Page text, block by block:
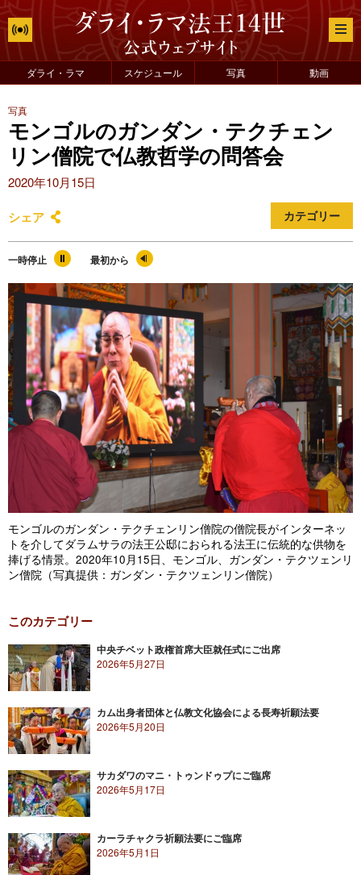
ダライ・ラマ スケジュール 写真 動画
写真
モンゴルのガンダン・テクチェン
リン僧院で仏教哲学の問答会
2020年10月15日
シェア カテゴリー
一時停止 最初から
モンゴルのガンダン・テクチェンリン僧院の僧院長がインターネッ
トを介してダラムサラの法王公邸におられる法王に伝統的な供物を
捧げる情景。2020年10月15日、モンゴル、ガンダン・テクツェンリ
ン僧院（写真提供：ガンダン・テクツェンリン僧院）
このカテゴリー
中央チベット政権首席大臣就任式にご出席
2026年5月27日
カム出身者団体と仏教文化協会による長寿祈願法要
2026年5月20日
サカダワのマニ・トゥンドゥプにご臨席
2026年5月17日
カーラチャクラ祈願法要にご臨席
2026年5月1日